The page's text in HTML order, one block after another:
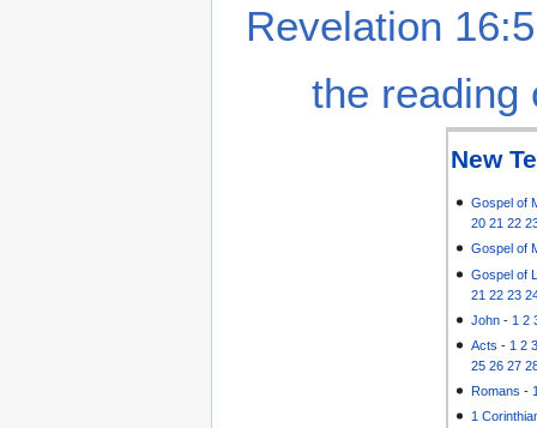
Revelation
the reading
New
Gospel of
20 21 22
Gospel of
Gospel of
21 22 23
John - 1 2
Acts - 1 2
25 26 27
Romans -
1